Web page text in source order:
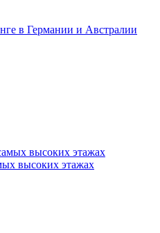
в Германии и Австралии
высоких этажах